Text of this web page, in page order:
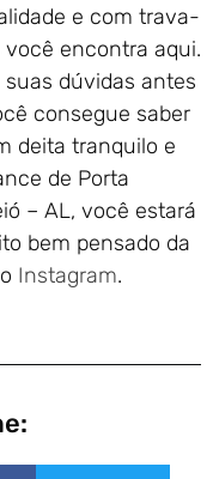
e com trava-
encontra aqui.
dúvidas antes
consegue saber
deita tranquilo e
de Porta
– AL, você estará
bem pensado da
Instagram.